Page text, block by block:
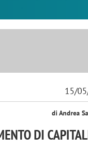
15/
di Andrea
DI